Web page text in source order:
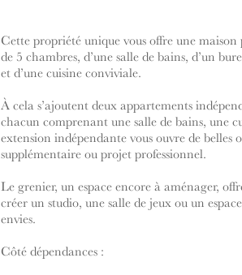
Cette propriété unique vous offre une maison
de 5 chambres, d’une salle de bains, d’un
et d’une cuisine conviviale.
À cela s’ajoutent deux appartements
chacun comprenant une salle de bains, une
extension indépendante vous ouvre de belles
supplémentaire ou projet professionnel.
Le grenier, un espace encore à aménager,
créer un studio, une salle de jeux ou un
envies.
Côté dépendances :